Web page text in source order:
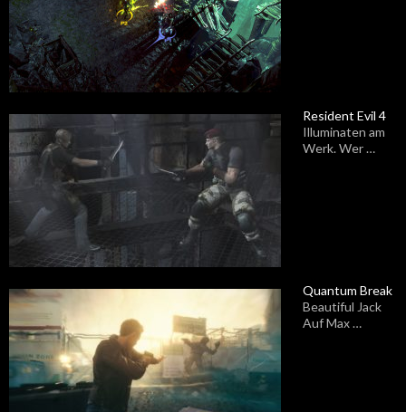
Resident Evil 4
Illuminaten am
Werk. Wer …
Quantum Break
Beautiful Jack
Auf Max …